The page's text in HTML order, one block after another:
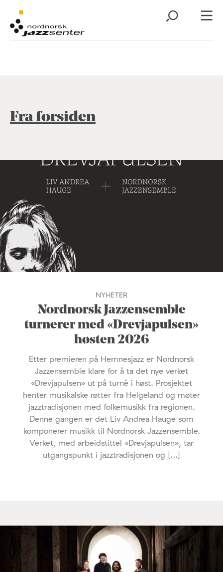
Fra forsiden
NYHETER
Nordnorsk Jazzensemble
turnerer med «Drevjapulsen»
høsten 2026
Etter premieren på Hemnesjazz er Nordnorsk
Jazzensemble klare for å ta det nye verket
«Drevjapulsen» ut på turné i høst. Prosjektet
henter musikalske røtter fra Helgeland og møter
jazztradisjonen med folkemusikk fra regionen.
Denne gangen er det Liv Andrea Hauge som
komponerer musikk til Nordnorsk Jazzensemble.
Verket, med arbeidstittel «Drevjapulsen», tar
utgangspunkt i jazztradisjonen og […]